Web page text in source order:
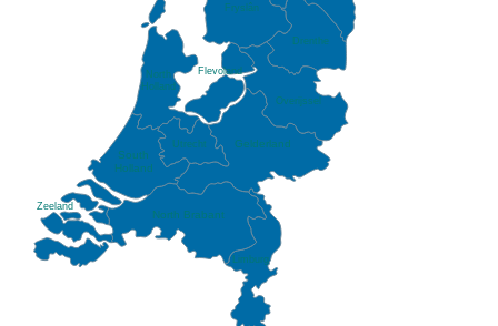
Drenthe
Flevoland
Fryslân
Gelderland
Limburg
North Brabant
North
Holland
Overijssel
South
Holland
Utrecht
Zeeland